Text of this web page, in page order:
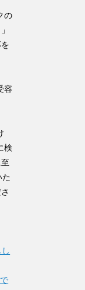
の
容
検
た